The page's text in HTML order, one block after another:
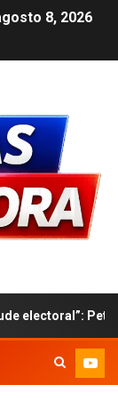
8, 2026
insiste en no